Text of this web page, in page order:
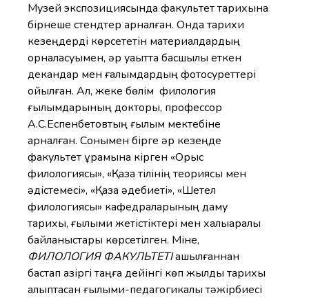
Музей экспозициясында факультет тарихына
бірнеше стендтер арналған. Онда тарихи
кезеңдерді көрсететін материалдардың
орналасуымен, әр уақытта басшылық еткен
декандар мен ғалымдардың фотосуреттері
қойылған. Ал, жеке бөлім филология
ғылымдарының докторы, профессор
А.С.Еспенбетовтың ғылым мектебіне
арналған. Сонымен бірге әр кезеңде
факультет құрамына кірген «Орыс
филологиясы», «Қазақ тілінің теориясы мен
әдістемесі», «Қазақ әдебиеті», «Шетел
филологиясы» кафедраларының даму
тарихы, ғылыми жетістіктері мен халықаралық
байланыстары көрсетілген. Міне,
ФИЛОЛОГИЯ ФАКУЛЬТЕТІашылғаннан
бастап қазіргі таңға дейінгі көп жылдық тарихы
қалыптасқан ғылыми-педагогикалық тәжірбиесі